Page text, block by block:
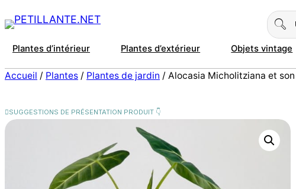
Plantes d’intérieur Plantes d’extérieur Objets vintage
Accueil / Plantes / Plantes de jardin / Alocasia Micholitziana et son